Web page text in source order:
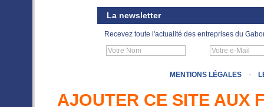
La newsletter
Recevez toute l'actualité des entreprises du
MENTIONS LÉGALES -
AJOUTER CE SITE AUX